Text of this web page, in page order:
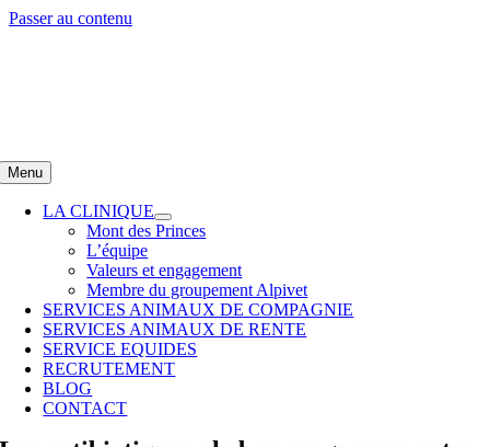
Passer au contenu
Menu
LA CLINIQUE
Mont des Princes
L’équipe
Valeurs et engagement
Membre du groupement Alpivet
SERVICES ANIMAUX DE COMPAGNIE
SERVICES ANIMAUX DE RENTE
SERVICE EQUIDES
RECRUTEMENT
BLOG
CONTACT